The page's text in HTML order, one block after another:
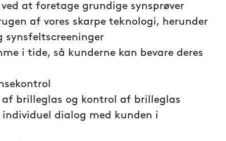
at foretage grundige synsprøver
af vores skarpe teknologi, herunder
synsfeltscreeninger
i tide, så kunderne kan bevare deres
brilleglas og kontrol af brilleglas
dialog med kunden i